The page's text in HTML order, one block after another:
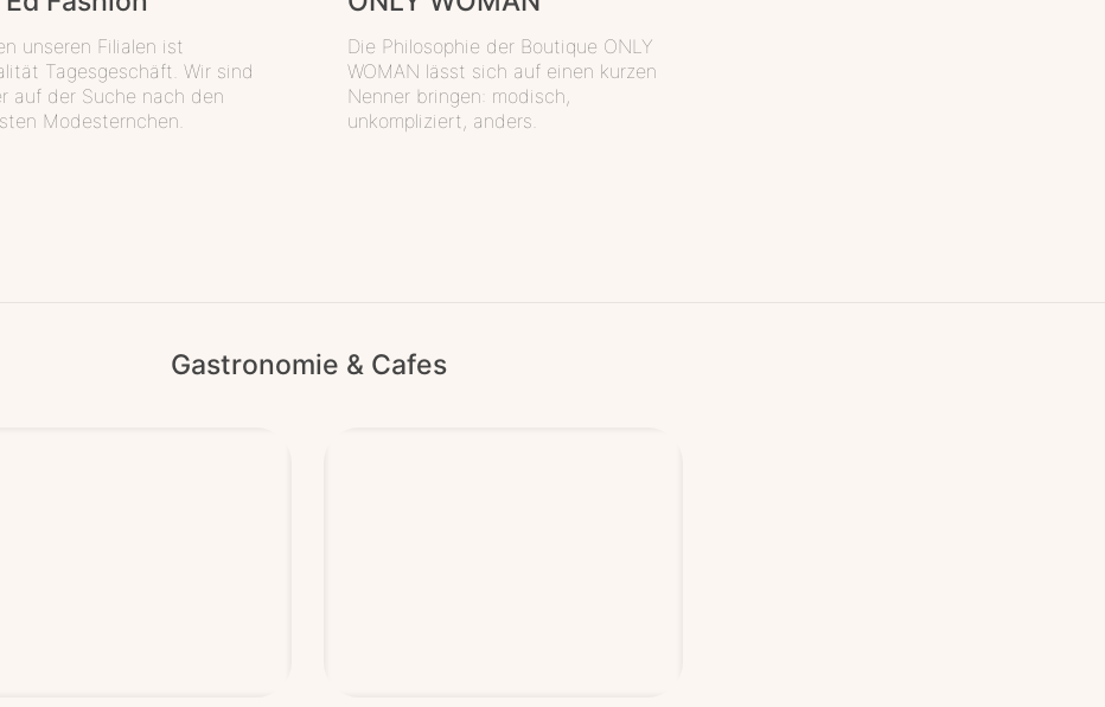
unseren Filialen ist
Tagesgeschäft. Wir sind
auf der Suche nach den
Modesternchen.
Die Philosophie der Boutique ONLY
WOMAN lässt sich auf einen kurzen
Nenner bringen: modisch,
unkompliziert, anders.
Gastronomie & Cafes